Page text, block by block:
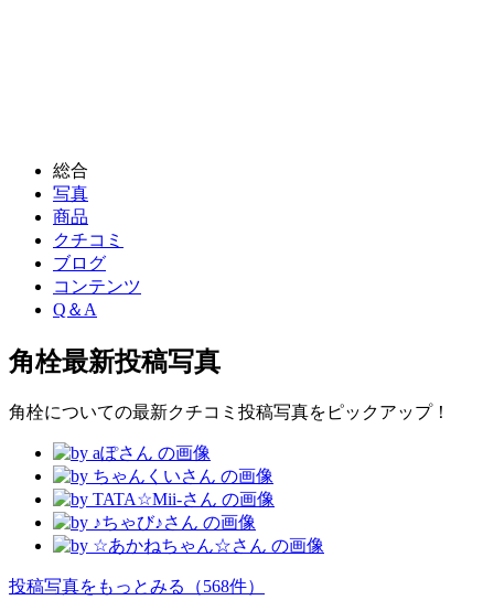
総合
写真
商品
クチコミ
ブログ
コンテンツ
Q＆A
角栓最新投稿写真
角栓についての最新クチコミ投稿写真をピックアップ！
投稿写真をもっとみる （568件）